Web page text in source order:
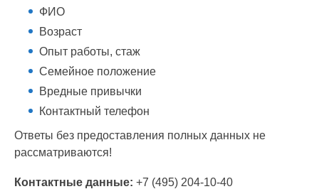
ФИО
Возраст
Опыт работы, стаж
Семейное положение
Вредные привычки
Контактный телефон
Ответы без предоставления полных данных не
рассматриваются!
Контактные данные: +7 (495) 204-10-40